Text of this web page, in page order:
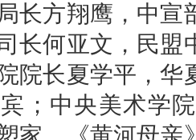
长方翔鹰，中宣
长何亚文，民盟
院长夏学平，华
；中央美术学